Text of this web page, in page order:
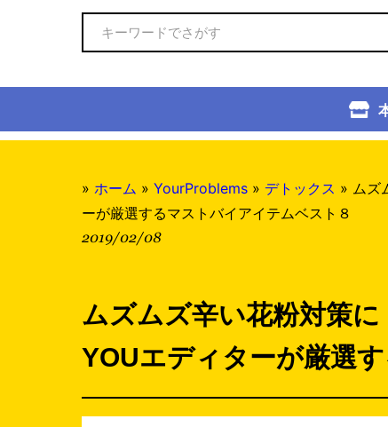
» ホーム » YourProblems » デトックス » ムズ
ーが厳選するマストバイアイテムベスト８
2019/02/08
ムズムズ辛い花粉対策
YOUエディターが厳選